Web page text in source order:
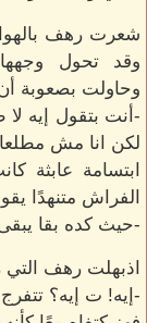
شعرت رهف
وقد تحول
وحاولت بصعوبة
-أنت بتقول إيه لا
لكن انا مش
ابتسامة
الفراش متنهدًا
-حيث كده بقا
اذبهلت رهف
-إيه! ت إيه؟